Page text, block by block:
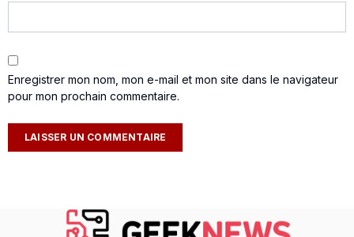
Enregistrer mon nom, mon e-mail et mon site dans le navigateur
pour mon prochain commentaire.